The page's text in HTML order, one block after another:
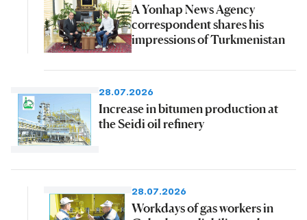
A Yonhap News Agency
correspondent shares his
impressions of Turkmenistan
28.07.2026
Increase in bitumen production at
the Seidi oil refinery
28.07.2026
Workdays of gas workers in